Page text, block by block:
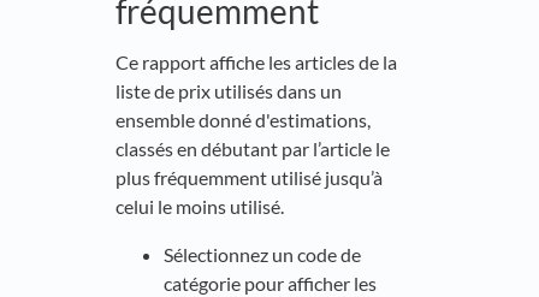
fréquemment
Ce rapport affiche les articles de la
liste de prix utilisés dans un
ensemble donné d'estimations,
classés en débutant par l’article le
plus fréquemment utilisé jusqu’à
celui le moins utilisé.
Sélectionnez un code de
catégorie pour afficher les